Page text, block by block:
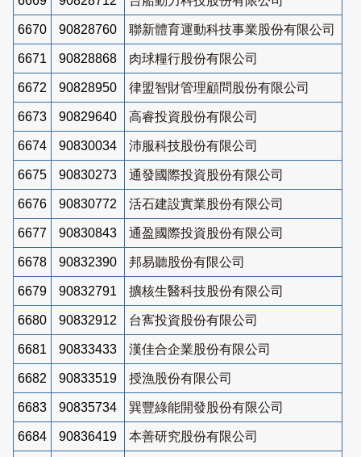
6670 90828760 聯新體育運動科技事業股份有限公司
6671 90828868 肉球糧行股份有限公司
6672 90828950 律盟智財管理顧問股份有限公司
6673 90829640 高睿投資股份有限公司
6674 90830034 沛服科技股份有限公司
6675 90830273 通發國際投資股份有限公司
6676 90830772 活石建設實業股份有限公司
6677 90830843 通盈國際投資股份有限公司
6678 90832390 邦易聽股份有限公司
6679 90832791 擴核生醫科技股份有限公司
6680 90832912 台寯投資股份有限公司
6681 90833433 漢佳合企業股份有限公司
6682 90833519 授漁股份有限公司
6683 90835734 巽豐綠能開發股份有限公司
6684 90836419 本善研究股份有限公司